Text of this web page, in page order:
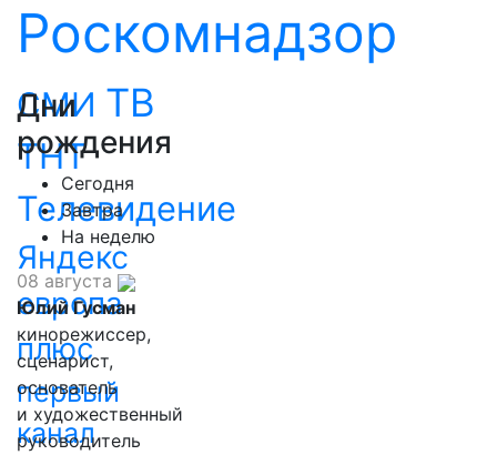
Роскомнадзор
СМИ ТВ
ТНТ
Телевидение
Яндекс
европа
плюс
первый
канал
Дни
рождения
Сегодня
Завтра
На неделю
08 августа
Юлий Гусман
кинорежиссер,
сценарист,
основатель
и художественный
руководитель